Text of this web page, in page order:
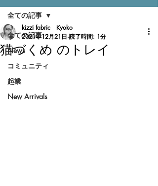
全ての記事
News
コミュニティ
起業
New Arrivals
全ての記事
猫づくめ のトレイ
kizzi fabric Kyoko
2021年12月21日 読了時間: 1分